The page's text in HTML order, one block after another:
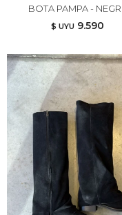
BOTA PAMPA -
$ UYU 9.590